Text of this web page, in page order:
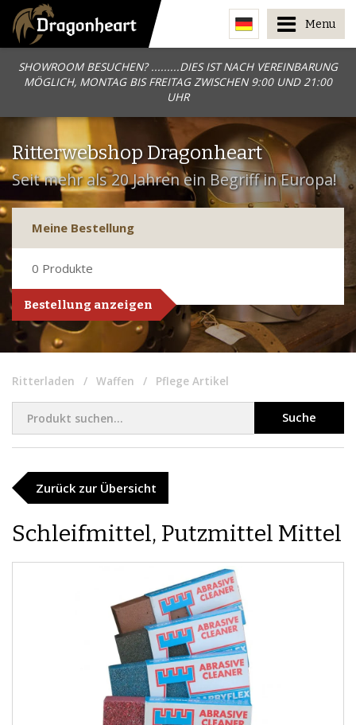
SHOWROOM BESUCHEN? .........DIES IST NACH VEREINBARUNG
MÖGLICH, MONTAG BIS FREITAG ZWISCHEN 9:00 UND 21:00
UHR
Menu
Ritterwebshop Dragonheart
Seit mehr als 20 Jahren ein Begriff in Europa!
Meine Bestellung
0 Produkte
Bestellung anzeigen
Ritterladen Waffen Pflege Artikel
Suche
Zurück zur Übersicht
Schleifmittel, Putzmittel Mittel